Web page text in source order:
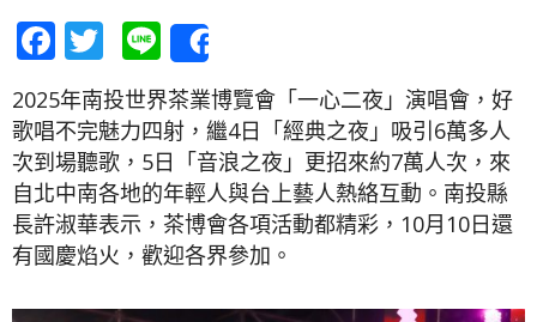
Facebook
Twitter
Line
2025年南投世界茶業博覽會「一心二夜」演唱會，好
歌唱不完魅力四射，繼4日「經典之夜」吸引6萬多人
次到場聽歌，5日「音浪之夜」更招來約7萬人次，來
自北中南各地的年輕人與台上藝人熱絡互動。南投縣
長許淑華表示，茶博會各項活動都精彩，10月10日還
有國慶焰火，歡迎各界參加。